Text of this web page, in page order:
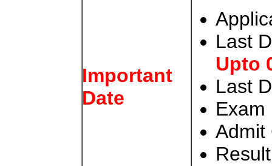
Important
Date
Last
Upto
Last
Admit